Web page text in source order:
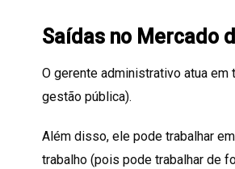
Saídas no Mercado
O gerente administrativo atua
gestão pública).
Além disso, ele pode trabalhar
trabalho (pois pode trabalhar de